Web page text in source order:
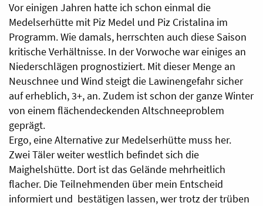
Vor einigen Jahren hatte ich schon einmal die
Medelserhütte mit Piz Medel und Piz Cristalina im
Programm. Wie damals, herrschten auch diese Saison
kritische Verhältnisse. In der Vorwoche war einiges an
Niederschlägen prognostiziert. Mit dieser Menge an
Neuschnee und Wind steigt die Lawinengefahr sicher
auf erheblich, 3+, an. Zudem ist schon der ganze Winter
von einem flächendeckenden Altschneeproblem
geprägt.
Ergo, eine Alternative zur Medelserhütte muss her.
Zwei Täler weiter westlich befindet sich die
Maighelshütte. Dort ist das Gelände mehrheitlich
flacher. Die Teilnehmenden über mein Entscheid
informiert und bestätigen lassen, wer trotz der trüben